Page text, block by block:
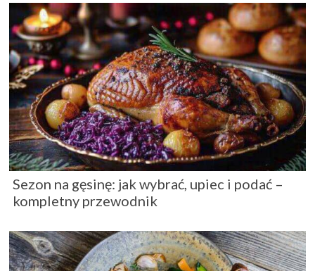
Sezon na gęsinę: jak wybrać, upiec i podać –
kompletny przewodnik